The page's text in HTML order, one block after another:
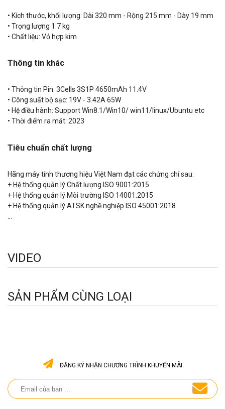
• Kích thước, khối lượng: Dài 320 mm - Rộng 215 mm - Dày 19 mm
• Trọng lượng 1.7 kg
• Chất liệu: Vỏ hợp kim
Thông tin khác
• Thông tin Pin: 3Cells 3S1P 4650mAh 11.4V
• Công suất bộ sạc: 19V - 3.42A 65W
• Hệ điều hành: Support Win8.1/Win10/ win11/linux/Ubuntu etc
• Thời điểm ra mắt: 2023
Tiêu chuẩn chất lượng
Hãng máy tính thương hiệu Việt Nam đạt các chứng chỉ sau:
+ Hệ thống quản lý Chất lượng ISO 9001:2015
+ Hệ thống quản lý Môi trường ISO 14001:2015
+ Hệ thống quản lý ATSK nghề nghiệp ISO 45001:2018
...
VIDEO
SẢN PHẨM CÙNG LOẠI
ĐĂNG KÝ NHẬN CHƯƠNG TRÌNH KHUYẾN MÃI